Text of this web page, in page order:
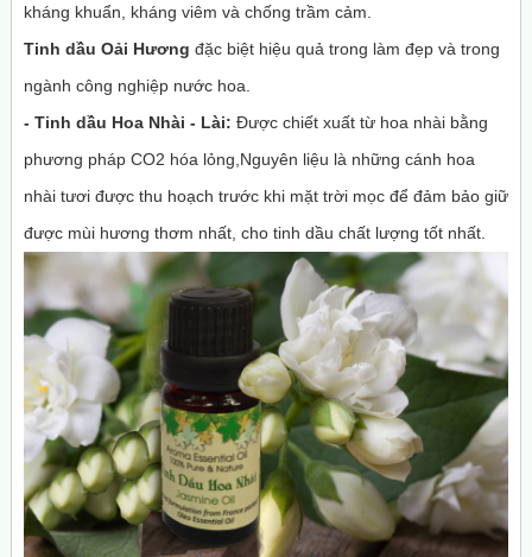
kháng khuẩn, kháng viêm và chống trầm cảm.
Tinh dầu Oải Hương đặc biệt hiệu quả trong làm đẹp và trong
ngành công nghiệp nước hoa.
- Tinh dầu Hoa Nhài - Lài: Được chiết xuất từ hoa nhài bằng
phương pháp CO2 hóa lỏng,Nguyên liệu là những cánh hoa
nhài tươi được thu hoạch trước khi mặt trời mọc để đảm bảo giữ
được mùi hương thơm nhất, cho tinh dầu chất lượng tốt nhất.